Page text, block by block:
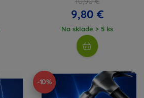
9,80 €
Na sklade > 5 ks
-10%